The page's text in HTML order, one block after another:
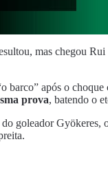
mas chegou
barco” após o
prova, batendo o
do goleador Gyökeres,